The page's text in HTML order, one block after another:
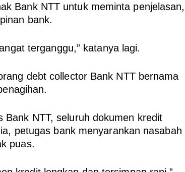
Bank NTT untuk meminta penjelasan,
bank.
terganggu,” katanya lagi.
debt collector Bank NTT bernama
NTT, seluruh dokumen kredit
petugas bank menyarankan nasabah
puas.